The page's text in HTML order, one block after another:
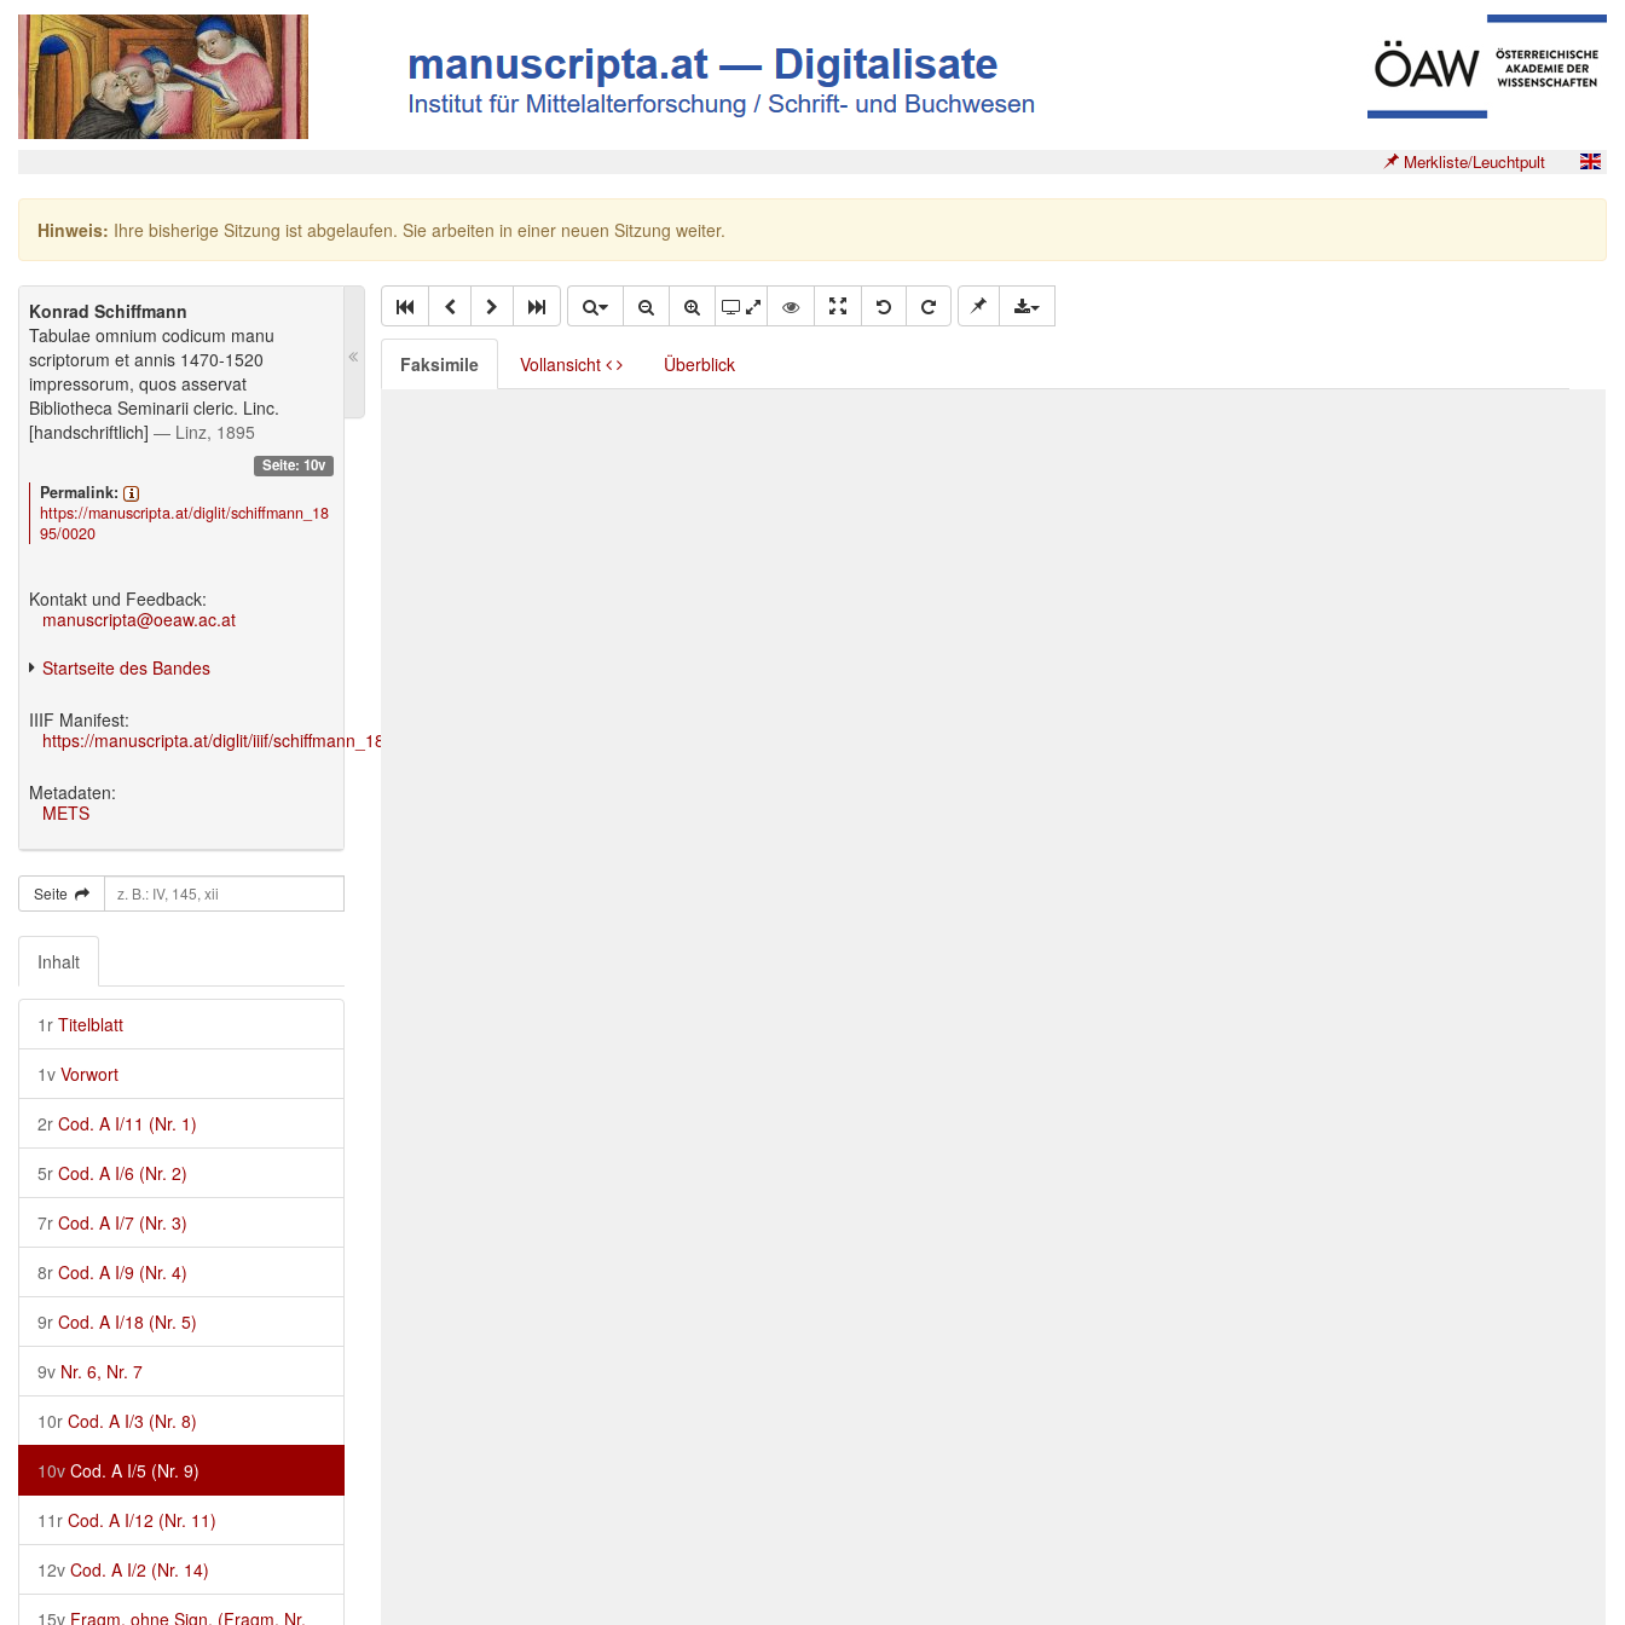
Merkliste/Leuchtpult
Hinweis: Ihre bisherige Sitzung ist abgelaufen. Sie arbeiten in einer neuen Sitzung weiter.
Konrad Schiffmann
Tabulae omnium codicum manu
scriptorum et annis 1470-1520
impressorum, quos asservat
Bibliotheca Seminarii cleric. Linc.
[handschriftlich] — Linz, 1895
Seite: 10v
Permalink:
https://manuscripta.at/diglit/schiffmann_18
95/0020
Kontakt und Feedback:
manuscripta@oeaw.ac.at
Startseite des Bandes
IIIF Manifest:
https://manuscripta.at/diglit/iiif/schiffmann_1895/manifest.json
Metadaten:
METS
Seite
Inhalt
1r Titelblatt
1v Vorwort
2r Cod. A I/11 (Nr. 1)
5r Cod. A I/6 (Nr. 2)
7r Cod. A I/7 (Nr. 3)
8r Cod. A I/9 (Nr. 4)
9r Cod. A I/18 (Nr. 5)
9v Nr. 6, Nr. 7
10r Cod. A I/3 (Nr. 8)
10v Cod. A I/5 (Nr. 9)
11r Cod. A I/12 (Nr. 11)
12v Cod. A I/2 (Nr. 14)
15v Fragm. ohne Sign. (Fragm. Nr.
Faksimile Vollansicht Überblick